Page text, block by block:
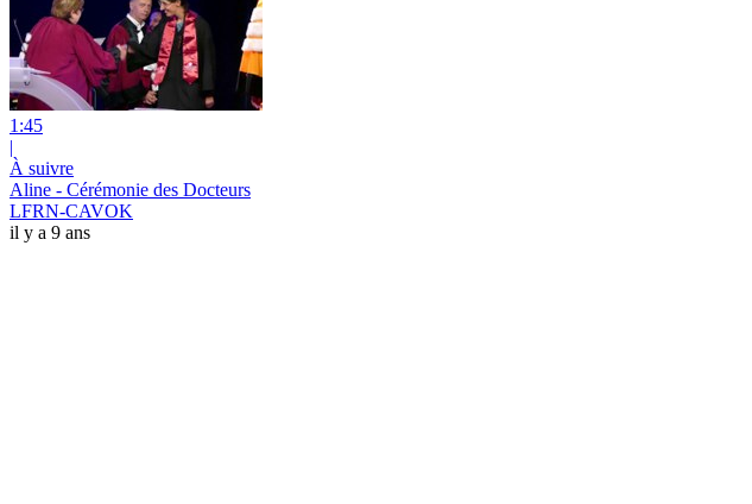
1:45
|
À suivre
Aline - Cérémonie des Docteurs
LFRN-CAVOK
il y a 9 ans